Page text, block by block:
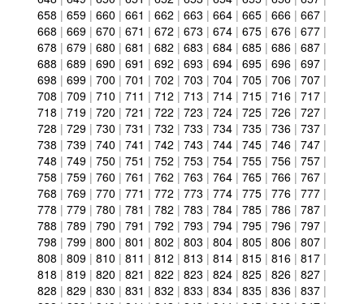
658 | 659 | 660 | 661 | 662 | 663 | 664 | 665 | 666 | 667 |
668 | 669 | 670 | 671 | 672 | 673 | 674 | 675 | 676 | 677 |
678 | 679 | 680 | 681 | 682 | 683 | 684 | 685 | 686 | 687 |
688 | 689 | 690 | 691 | 692 | 693 | 694 | 695 | 696 | 697 |
698 | 699 | 700 | 701 | 702 | 703 | 704 | 705 | 706 | 707 |
708 | 709 | 710 | 711 | 712 | 713 | 714 | 715 | 716 | 717 |
718 | 719 | 720 | 721 | 722 | 723 | 724 | 725 | 726 | 727 |
728 | 729 | 730 | 731 | 732 | 733 | 734 | 735 | 736 | 737 |
738 | 739 | 740 | 741 | 742 | 743 | 744 | 745 | 746 | 747 |
748 | 749 | 750 | 751 | 752 | 753 | 754 | 755 | 756 | 757 |
758 | 759 | 760 | 761 | 762 | 763 | 764 | 765 | 766 | 767 |
768 | 769 | 770 | 771 | 772 | 773 | 774 | 775 | 776 | 777 |
778 | 779 | 780 | 781 | 782 | 783 | 784 | 785 | 786 | 787 |
788 | 789 | 790 | 791 | 792 | 793 | 794 | 795 | 796 | 797 |
798 | 799 | 800 | 801 | 802 | 803 | 804 | 805 | 806 | 807 |
808 | 809 | 810 | 811 | 812 | 813 | 814 | 815 | 816 | 817 |
818 | 819 | 820 | 821 | 822 | 823 | 824 | 825 | 826 | 827 |
828 | 829 | 830 | 831 | 832 | 833 | 834 | 835 | 836 | 837 |